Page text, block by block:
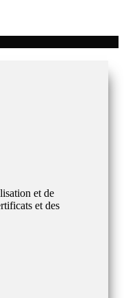
et de
et des